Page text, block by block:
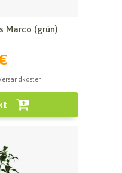
Marco (grün)